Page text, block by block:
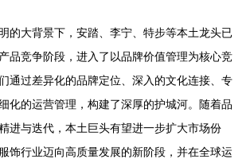
的大背景下，安踏、李宁、特步等本土龙头已
品竞争阶段，进入了以品牌价值管理为核心竞
通过差异化的品牌定位、深入的文化连接、专
化的运营管理，构建了深厚的护城河。随着品
进与迭代，本土巨头有望进一步扩大市场份
饰行业迈向高质量发展的新阶段，并在全球运